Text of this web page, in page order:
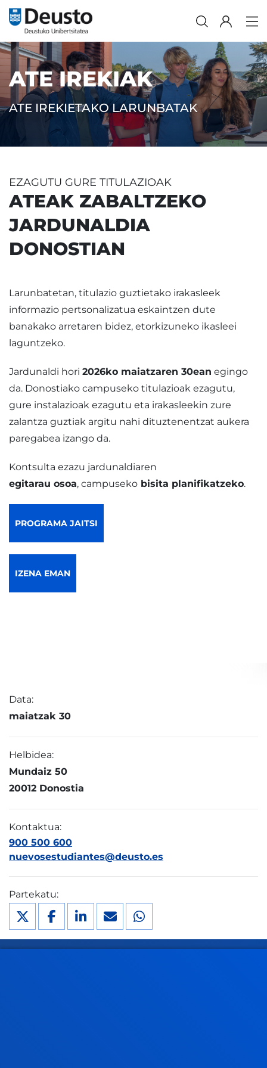
ATE IREKIAK
ATE IREKIETAKO LARUNBATAK
EZAGUTU GURE TITULAZIOAK
ATEAK ZABALTZEKO
JARDUNALDIA
DONOSTIAN
Larunbatetan, titulazio guztietako irakasleek
informazio pertsonalizatua eskaintzen dute
banakako arretaren bidez, etorkizuneko ikasleei
laguntzeko.
Jardunaldi hori 2026ko maiatzaren 30ean egingo
da. Donostiako campuseko titulazioak ezagutu,
gure instalazioak ezagutu eta irakasleekin zure
zalantza guztiak argitu nahi dituztenentzat aukera
paregabea izango da.
Kontsulta ezazu jardunaldiaren
egitarau osoa, campuseko bisita planifikatzeko.
PROGRAMA JAITSI
IZENA EMAN
Data:
maiatzak 30
Helbidea:
Mundaiz 50
20012 Donostia
Kontaktua:
900 500 600
nuevosestudiantes@deusto.es
Partekatu: